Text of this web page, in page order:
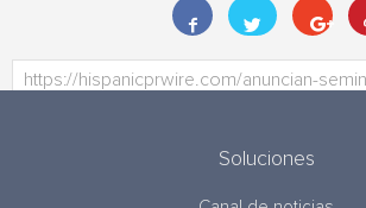
Soluciones